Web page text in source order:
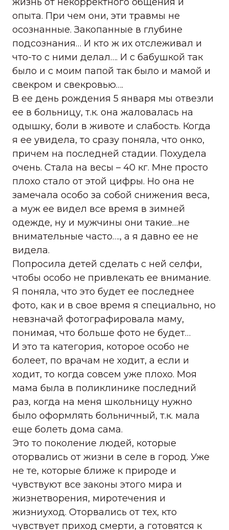
опыта. При чем они, эти травмы не
осознанные. Закопанные в глубине
подсознания… И кто ж их отслеживал и
что-то с ними делал…. И с бабушкой так
было и с моим папой так было и мамой и
свекром и свекровью….
В ее день рождения 5 января мы отвезли
ее в больницу, т.к. она жаловалась на
одышку, боли в животе и слабость. Когда
я ее увидела, то сразу поняла, что онко,
причем на последней стадии. Похудела
очень. Стала на весы – 40 кг. Мне просто
плохо стало от этой цифры. Но она не
замечала особо за собой снижения веса,
а муж ее видел все время в зимней
одежде, ну и мужчины они такие…не
внимательные часто…., а я давно ее не
видела.
Попросила детей сделать с ней селфи,
чтобы особо не привлекать ее внимание.
Я поняла, что это будет ее последнее
фото, как и в свое время я специально, но
невзначай фотографировала маму,
понимая, что больше фото не будет…
И это та категория, которое особо не
болеет, по врачам не ходит, а если и
ходит, то когда совсем уже плохо. Моя
мама была в поликлинике последний
раз, когда на меня школьницу нужно
было оформлять больничный, т.к. мала
еще болеть дома сама.
Это то поколение людей, которые
оторвались от жизни в селе в город. Уже
не те, которые ближе к природе и
чувствуют все законы этого мира и
жизнетворения, миротечения и
жизниуход. Оторвались от тех, кто
чувствует приход смерти, а готовятся к